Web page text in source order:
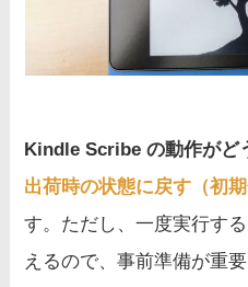
Kindle Scribe の動作がど
出荷時の状態に戻す（初期
す。ただし、一度実行す
えるので、事前準備が重要